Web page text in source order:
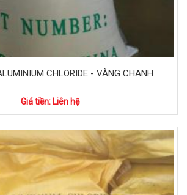
CHLORIDE - VÀNG CHANH
Giá tiền: Liên hệ